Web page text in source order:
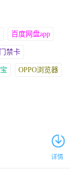
百度网盘app
禁卡
OPPO浏览器
详情